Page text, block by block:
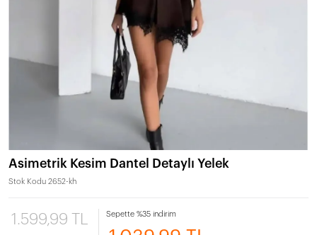
Asimetrik Kesim Dantel Detaylı Yelek
Stok Kodu 2652-kh
1.599,99 TL Sepette %35 indirim